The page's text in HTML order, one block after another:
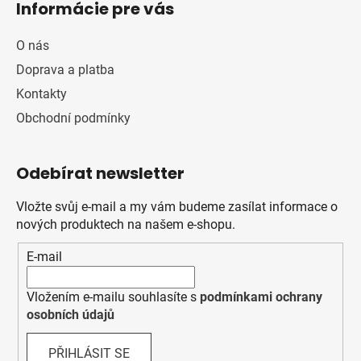
Informácie pre vás
O nás
Doprava a platba
Kontakty
Obchodní podmínky
Odebírat newsletter
Vložte svůj e-mail a my vám budeme zasílat informace o
nových produktech na našem e-shopu.
E-mail
Vložením e-mailu souhlasíte s podmínkami ochrany
osobních údajů
PŘIHLÁSIT SE